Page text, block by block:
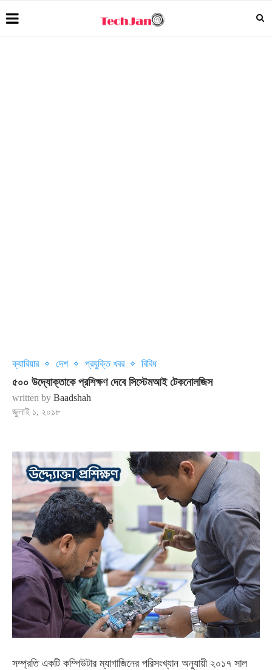
ক্যারিয়ার দেশ প্রযুক্তি খবর বিবিধ
৫০০ উদ্যোক্তাকে প্রশিক্ষণ দেবে সিস্টেমআই টেকনোলজিস
written by Baadshah
জুলাই ১, ২০১৮
সম্প্রতি একটি কম্পিউটার ম্যাগাজিনের পরিসংখ্যান অনুযায়ী ২০১৭ সাল